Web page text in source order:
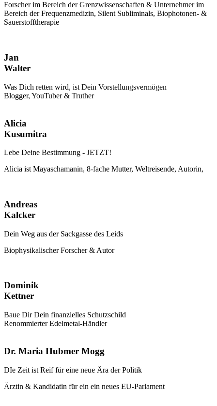
Forscher im Bereich der Grenzwissenschaften & Unternehmer im
Bereich der Frequenzmedizin, Silent Subliminals, Biophotonen- &
Sauerstofftherapie
Jan
Walter
Was Dich retten wird, ist Dein Vorstellungsvermögen
Blogger, YouTuber & Truther
Alicia
Kusumitra
Lebe Deine Bestimmung - JETZT!
Alicia ist Mayaschamanin, 8-fache Mutter, Weltreisende, Autorin,
Andreas
Kalcker
Dein Weg aus der Sackgasse des Leids
Biophysikalischer Forscher & Autor
Dominik
Kettner
Baue Dir Dein finanzielles Schutzschild
Renommierter Edelmetal-Händler
Dr. Maria Hubmer Mogg
DIe Zeit ist Reif für eine neue Ära der Politik
Ärztin & Kandidatin für ein ein neues EU-Parlament